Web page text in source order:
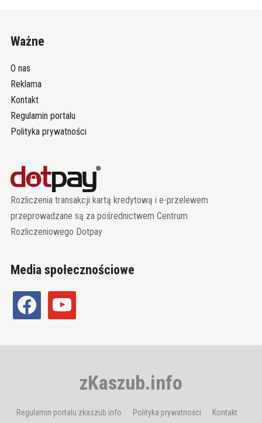
Ważne
O nas
Reklama
Kontakt
Regulamin portalu
Polityka prywatności
Rozliczenia transakcji kartą kredytową i e-przelewem
przeprowadzane są za pośrednictwem Centrum
Rozliczeniowego Dotpay
Media społecznościowe
facebook youtube
zKaszub.info
Regulamin portalu zkaszub.info Polityka prywatności Kontakt